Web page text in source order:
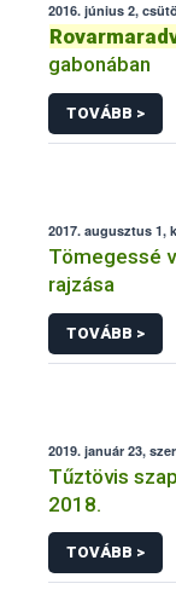
2016. június 2,
gabonában
TOVÁBB >
2017. augusztus 1,
Tömegessé
rajzása
TOVÁBB >
2019. január 23,
Tűztövis
2018.
TOVÁBB >